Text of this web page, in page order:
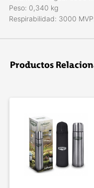
Peso: 0,340 kg
Respirabilidad: 3000 MVP.
Productos